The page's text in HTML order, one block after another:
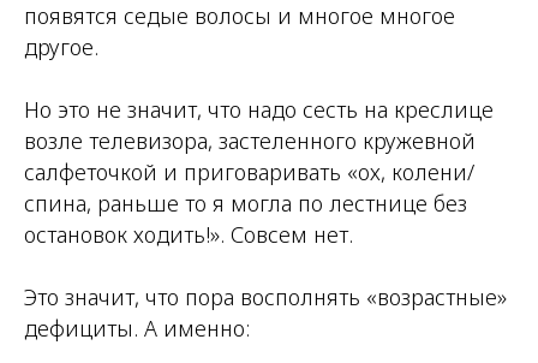
появятся седые волосы и многое многое
другое.
Но это не значит, что надо сесть на креслице
возле телевизора, застеленного кружевной
салфеточкой и приговаривать «ох, колени/
спина, раньше то я могла по лестнице без
остановок ходить!». Совсем нет.
Это значит, что пора восполнять «возрастные»
дефициты. А именно: